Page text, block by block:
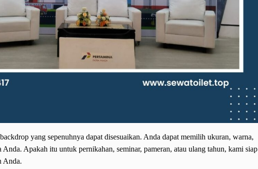
yang sepenuhnya dapat disesuaikan. Anda dapat memilih ukuran, warna,
Anda. Apakah itu untuk pernikahan, seminar, pameran, atau ulang tahun, kami siap
Anda.